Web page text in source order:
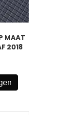
MAAT
2018